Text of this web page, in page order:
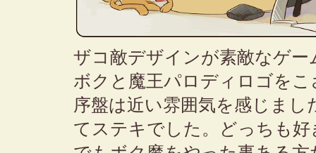
ザコ敵デザインが素敵なゲー
ボクと魔王パロディロゴを
序盤は近い雰囲気を感じま
てステキでした。どっちも好